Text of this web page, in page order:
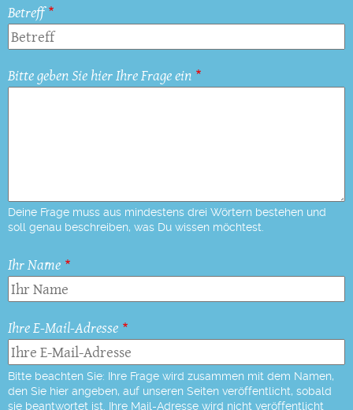
Betreff
Bitte geben Sie hier Ihre Frage ein
Deine Frage muss aus mindestens drei Wörtern bestehen und
soll genau beschreiben, was Du wissen möchtest.
Ihr Name
Ihre E-Mail-Adresse
Bitte beachten Sie: Ihre Frage wird zusammen mit dem Namen,
den Sie hier angeben, auf unseren Seiten veröffentlicht, sobald
sie beantwortet ist. Ihre Mail-Adresse wird nicht veröffentlicht